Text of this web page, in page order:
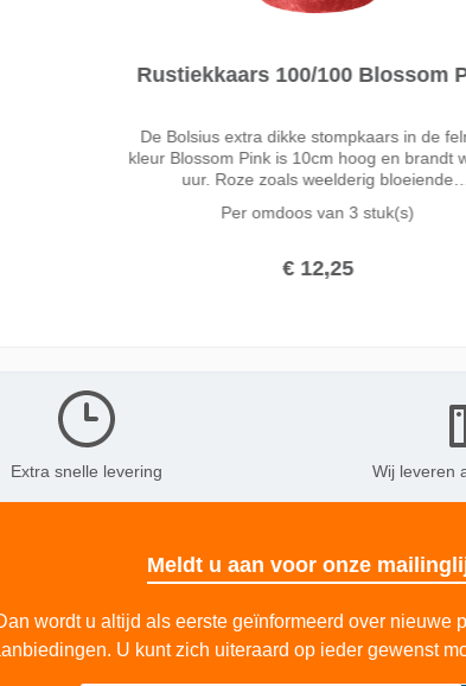
Rustiekkaars 100/100 Blossom
De Bolsius extra dikke stompkaars in de
kleur Blossom Pink is 10cm hoog en brandt
uur. Roze zoals weelderig bloeiende
Blossom Pink fleur je je interieur helemaal
Per omdoos van3 stuk(s)
€ 12,25
Extra snelle levering Wij leveren
Meldt u aan voor onze
wordt u altijd als eerste geïnformeerd over nieuwe
U kunt zich uiteraard op ieder gewenst